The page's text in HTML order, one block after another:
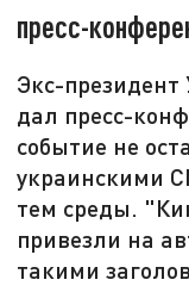
пресс-
Экс-
дал пресс-
событие не
украинскими
тем среды.
привезли на
такими